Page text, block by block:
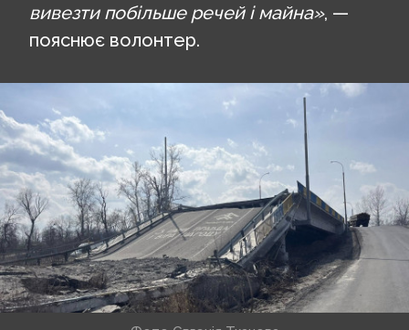
вивезти побільше речей і майна», —
пояснює волонтер.